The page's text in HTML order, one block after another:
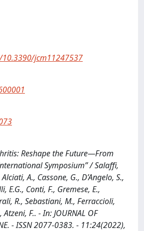
jcm11247537
Reshape the Future—From
Symposium” / Salaffi,
A., Cassone, G., D’Angelo, S.,
E.G., Conti, F., Gremese, E.,
R., Sebastiani, M., Ferraccioli,
F.. - In: JOURNAL OF
- ISSN 2077-0383. - 11:24(2022),